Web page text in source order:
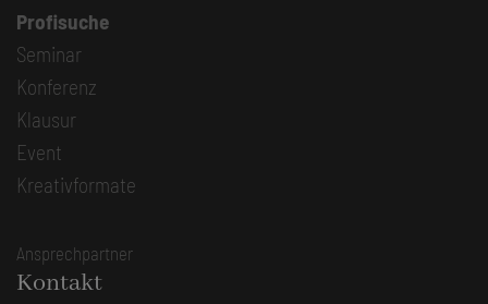
Profisuche
Seminar
Konferenz
Klausur
Event
Kreativformate
Ansprechpartner
Kontakt